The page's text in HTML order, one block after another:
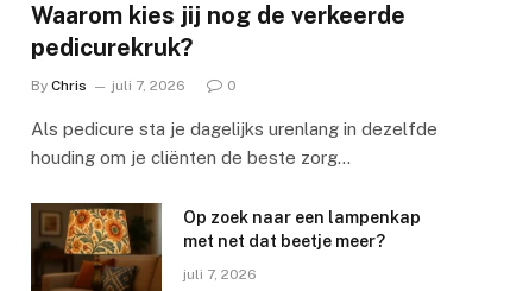
Waarom kies jij nog de verkeerde
pedicurekruk?
By Chris juli 7, 2026 0
Als pedicure sta je dagelijks urenlang in dezelfde
houding om je cliënten de beste zorg…
Op zoek naar een lampenkap
met net dat beetje meer?
juli 7, 2026